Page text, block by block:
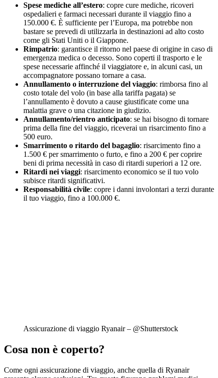
Spese mediche all’estero: copre cure mediche, ricoveri
ospedalieri e farmaci necessari durante il viaggio fino a
150.000 €. È sufficiente per l’Europa, ma potrebbe non
bastare se prevedi di utilizzarla in destinazioni ad alto costo
come gli Stati Uniti o il Giappone.
Rimpatrio: garantisce il ritorno nel paese di origine in caso di
emergenza medica o decesso. Sono coperti il trasporto e le
spese necessarie affinché il viaggiatore e, in alcuni casi, un
accompagnatore possano tornare a casa.
Annullamento o interruzione del viaggio: rimborsa fino al
costo totale del volo (in base alla tariffa pagata) se
l’annullamento è dovuto a cause giustificate come una
malattia grave o una citazione in giudizio.
Annullamento/rientro anticipato: se hai bisogno di tornare
prima della fine del viaggio, riceverai un risarcimento fino a
500 euro.
Smarrimento o ritardo del bagaglio: risarcimento fino a
1.500 € per smarrimento o furto, e fino a 200 € per coprire
beni di prima necessità in caso di ritardi superiori a 12 ore.
Ritardi nei viaggi: risarcimento economico se il tuo volo
subisce ritardi significativi.
Responsabilità civile: copre i danni involontari a terzi durante
il tuo viaggio, fino a 100.000 €.
Assicurazione di viaggio Ryanair – @Shutterstock
Cosa non è coperto?
Come ogni assicurazione di viaggio, anche quella di Ryanair